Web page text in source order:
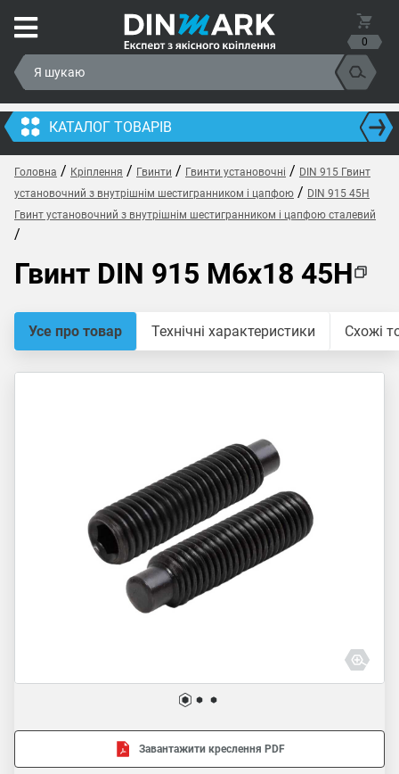
0
КАТАЛОГ ТОВАРІВ
Головна / Кріплення / Гвинти / Гвинти установочні / DIN 915 Гвинт
установочний з внутрішнім шестигранником і цапфою / DIN 915 45H
Гвинт установочний з внутрішнім шестигранником і цапфою сталевий
/
Гвинт DIN 915 M6x18 45H
Усе про товар Технічні характеристики Схожі
Завантажити креслення PDF